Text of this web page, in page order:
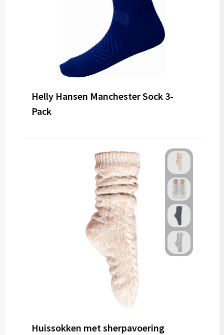
Helly Hansen Manchester Sock 3-
Pack
Huissokken met sherpavoering